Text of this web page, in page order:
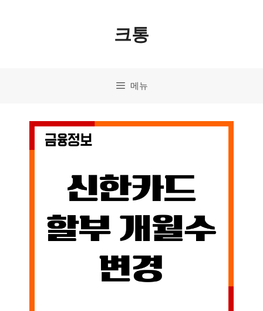
크통
메뉴